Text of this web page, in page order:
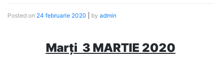
Posted on 24 februarie 2020 by admin
Marți 3 MARTIE 2020